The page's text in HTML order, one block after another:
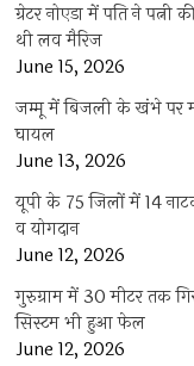
ग्रेटर नोएडा में पति ने
थी लव मैरिज
June 15, 2026
जम्मू में बिजली के खंभे पर
घायल
June 13, 2026
यूपी के 75 जिलों में 14
व योगदान
June 12, 2026
गुरुग्राम में 30 मीटर तक
सिस्टम भी हुआ फेल
June 12, 2026